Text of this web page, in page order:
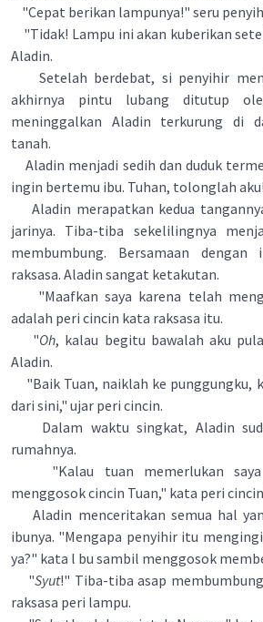
"Cepat berikan lampunya!" seru
"Tidak! Lampu ini akan kuberikan
Aladin.
Setelah berdebat, si penyihir
akhirnya pintu lubang ditutup
meninggalkan Aladin terkurung di
tanah.
Aladin menjadi sedih dan duduk
ingin bertemu ibu. Tuhan, tolonglah
Aladin merapatkan kedua
jarinya. Tiba-tiba sekelilingnya
membumbung. Bersamaan
raksasa. Aladin sangat ketakutan.
"Maafkan saya karena telah
adalah peri cincin kata raksasa itu.
"Oh, kalau begitu bawalah aku
Aladin.
"Baik Tuan, naiklah ke punggungku,
dari sini," ujar peri cincin.
Dalam waktu singkat, Aladin
rumahnya.
"Kalau tuan memerlukan saya
menggosok cincin Tuan," kata peri
Aladin menceritakan semua hal
ibunya. "Mengapa penyihir itu
ya?" kata l bu sambil menggosok
"Syut!" Tiba-tiba asap
raksasa peri lampu.